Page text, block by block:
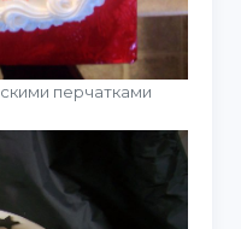
перчатками